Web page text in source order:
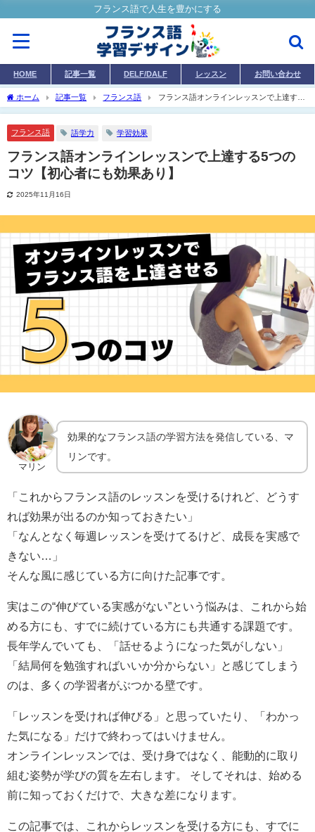
フランス語で人生を豊かにする
HOME 記事一覧 DELF/DALF レッスン お問い合わせ
ホーム 記事一覧 フランス語
フランス語オンラインレッスンで上達する
5つのコツ【初心者にも効果あり】
フランス語 語学力 学習効果
フランス語オンラインレッスンで上達する5つの
コツ【初心者にも効果あり】
2025年11月16日
マリン
効果的なフランス語の学習方法を発信している、マ
リンです。
「これからフランス語のレッスンを受けるけれど、どうす
れば効果が出るのか知っておきたい」
「なんとなく毎週レッスンを受けてるけど、成長を実感で
きない…」
そんな風に感じている方に向けた記事です。
実はこの“伸びている実感がない”という悩みは、これから始
める方にも、すでに続けている方にも共通する課題です。
長年学んでいても、「話せるようになった気がしない」
「結局何を勉強すればいいか分からない」と感じてしまう
のは、多くの学習者がぶつかる壁です。
「レッスンを受ければ伸びる」と思っていたり、「わかっ
た気になる」だけで終わってはいけません。
オンラインレッスンでは、受け身ではなく、能動的に取り
組む姿勢が学びの質を左右します。 そしてそれは、始める
前に知っておくだけで、大きな差になります。
この記事では、これからレッスンを受ける方にも、すでに